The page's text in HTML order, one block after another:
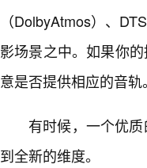
（DolbyAtmos）、
影场景之中。如果你
意是否提供相应的音轨。
有时候，一个优
到全新的维度。